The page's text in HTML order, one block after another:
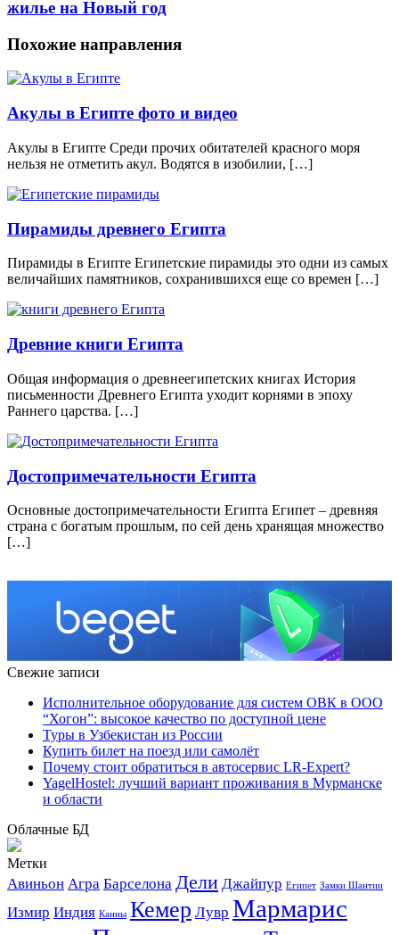
жилье на Новый год
Похожие направления
Акулы в Египте фото и видео
Акулы в Египте Среди прочих обитателей красного моря
нельзя не отметить акул. Водятся в изобилии, […]
Пирамиды древнего Египта
Пирамиды в Египте Египетские пирамиды это одни из самых
величайших памятников, сохранившихся еще со времен […]
Древние книги Египта
Общая информация о древнеегипетских книгах История
письменности Древнего Египта уходит корнями в эпоху
Раннего царства. […]
Достопримечательности Египта
Основные достопримечательности Египта Египет – древняя
страна с богатым прошлым, по сей день хранящая множество
[…]
Свежие записи
Исполнительное оборудование для систем ОВК в ООО
“Хогон”: высокое качество по доступной цене
Туры в Узбекистан из России
Купить билет на поезд или самолёт
Почему стоит обратиться в автосервис LR-Expert?
YagelHostel: лучший вариант проживания в Мурманске
и области
Облачные БД
Метки
Авиньон Агра Барселона Дели Джайпур Египет Замки Шантии
Измир Индия Канны Кемер Лувр Мармарис